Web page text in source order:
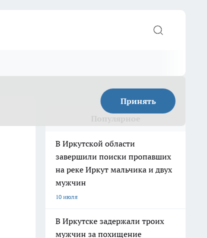
Принять
В Иркутской области
завершили поиски пропавших
на реке Иркут мальчика и двух
мужчин
10 июля
В Иркутске задержали троих
мужчин за похищение